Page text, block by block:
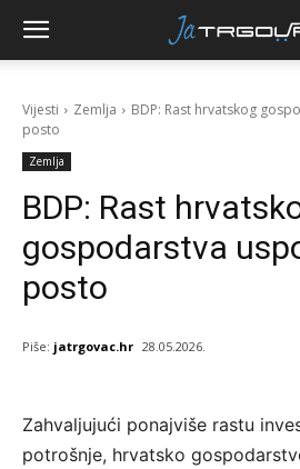
Vijesti Zemlja
BDP: Rast hrvatskog
posto
Zemlja
BDP: Rast
gospodarstva
posto
Piše: jatrgovac.hr 28.05.2026.
Zahvaljujući ponajviše rastu
potrošnje, hrvatsko